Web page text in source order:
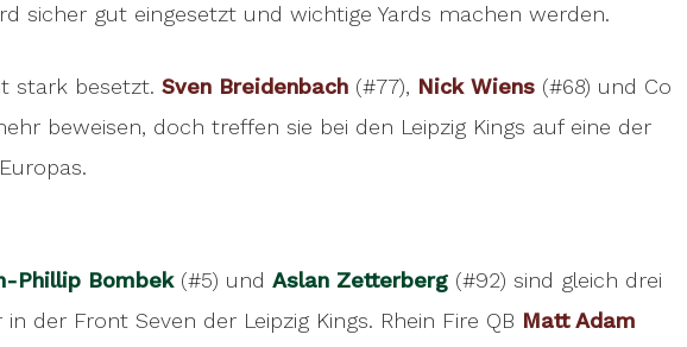
sicher gut eingesetzt und wichtige Yards machen werden.
stark besetzt. Sven Breidenbach (#77), Nick Wiens (#68) und Co
beweisen, doch treffen sie bei den Leipzig Kings auf eine der
Phillip Bombek(#5) und Aslan Zetterberg (#92) sind gleich drei
der Front Seven der Leipzig Kings. Rhein Fire QB Matt Adam